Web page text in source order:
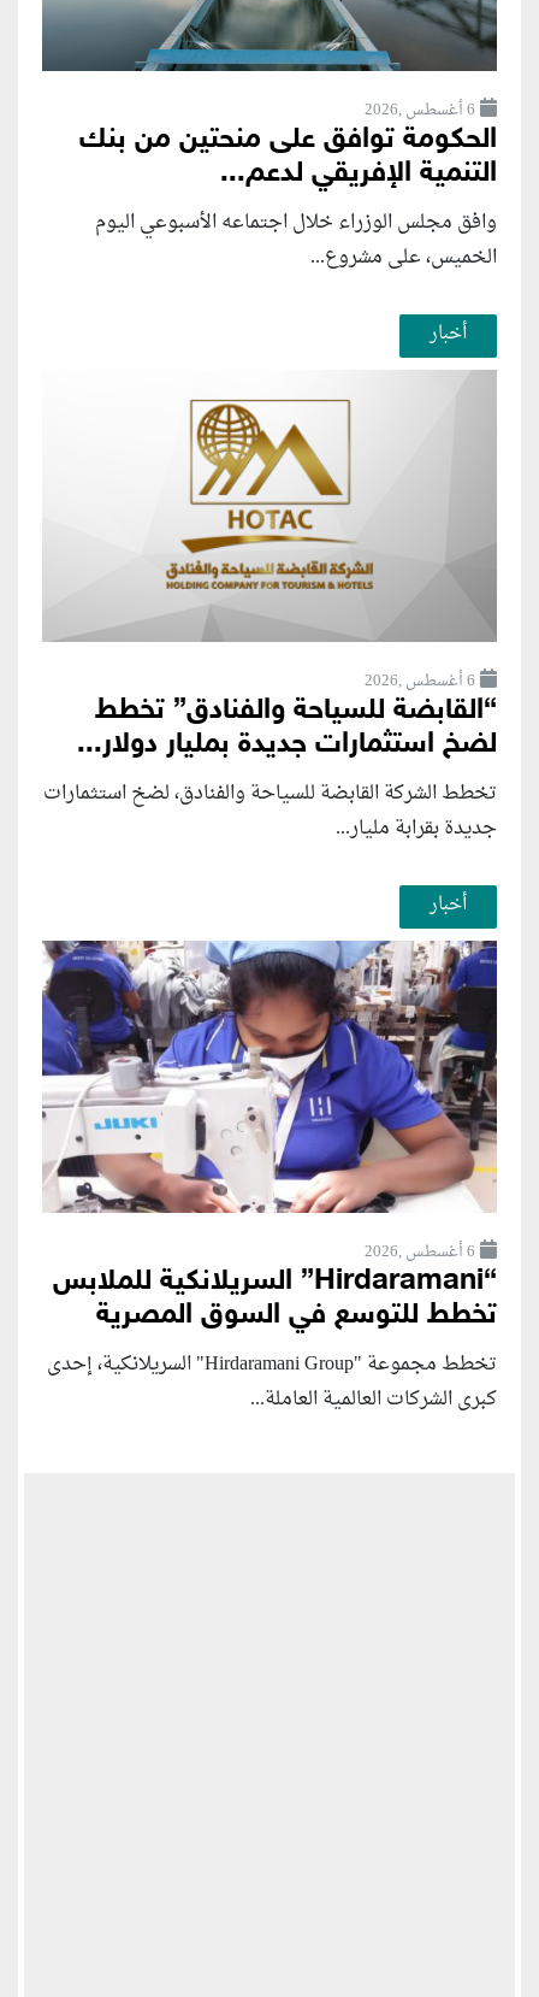
6 أغسطس ,2026
الحكومة توافق على منحتين من بنك
التنمية الإفريقي لدعم...
وافق مجلس الوزراء خلال اجتماعه الأسبوعي اليوم
الخميس، على مشروع...
أخبار
6 أغسطس ,2026
“القابضة للسياحة والفنادق” تخطط
لضخ استثمارات جديدة بمليار دولار...
تخطط الشركة القابضة للسياحة والفنادق، لضخ استثمارات
جديدة بقرابة مليار...
أخبار
6 أغسطس ,2026
“Hirdaramani” السريلانكية للملابس
تخطط للتوسع في السوق المصرية
تخطط مجموعة "Hirdaramani Group" السريلانكية، إحدى
كبرى الشركات العالمية العاملة...